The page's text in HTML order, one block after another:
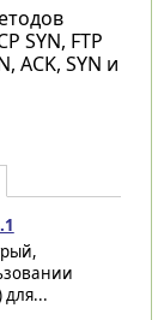
SYN, FTP
ACK, SYN и
для...